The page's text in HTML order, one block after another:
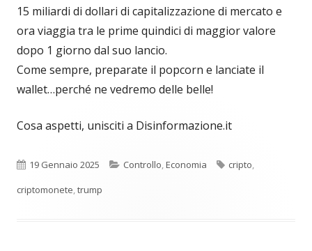
15 miliardi di dollari di capitalizzazione di mercato e
ora viaggia tra le prime quindici di maggior valore
dopo 1 giorno dal suo lancio.
Come sempre, preparate il popcorn e lanciate il
wallet…perché ne vedremo delle belle!
Cosa aspetti, unisciti a Disinformazione.it
Pubblicato
19 Gennaio 2025 Categorie
Controllo,Economia Tag
cripto,
criptomonete,trump